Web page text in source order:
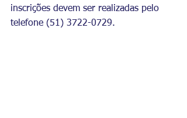
inscrições devem ser realizadas pelo
telefone (51) 3722-0729.